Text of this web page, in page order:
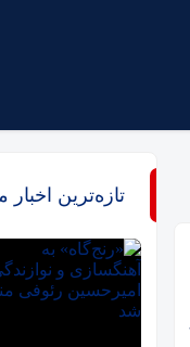
تازه‌ترین